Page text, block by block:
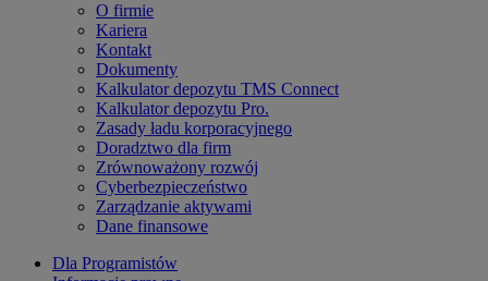
O firmie
Kariera
Kontakt
Dokumenty
Kalkulator depozytu TMS Connect
Kalkulator depozytu Pro.
Zasady ładu korporacyjnego
Doradztwo dla firm
Zrównoważony rozwój
Cyberbezpieczeństwo
Zarządzanie aktywami
Dane finansowe
Dla Programistów